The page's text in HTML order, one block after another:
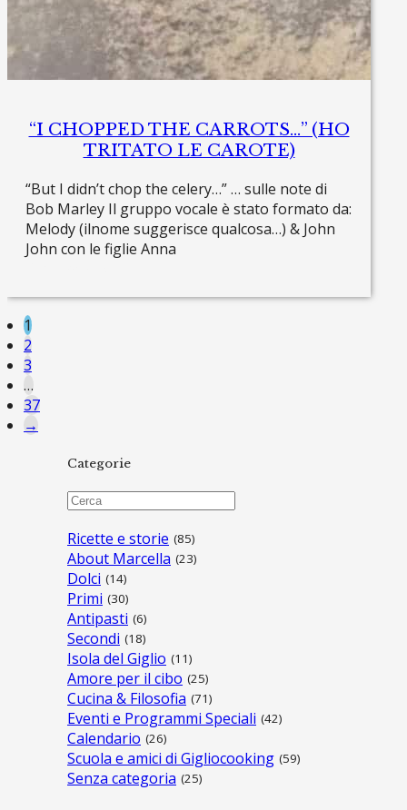
“I CHOPPED THE CARROTS…” (HO
TRITATO LE CAROTE)
“But I didn’t chop the celery…” … sulle note di
Bob Marley Il gruppo vocale è stato formato da:
Melody (ilnome suggerisce qualcosa…) & John
John con le figlie Anna
1
2
3
…
37
→
Categorie
Ricette e storie (85)
About Marcella (23)
Dolci (14)
Primi (30)
Antipasti (6)
Secondi (18)
Isola del Giglio (11)
Amore per il cibo (25)
Cucina & Filosofia (71)
Eventi e Programmi Speciali (42)
Calendario (26)
Scuola e amici di Gigliocooking (59)
Senza categoria (25)